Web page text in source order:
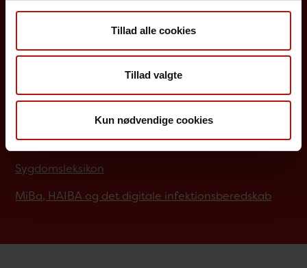
Tillad alle cookies
Tillad valgte
Kun nødvendige cookies
Det danske børnevaccinationsprogram
Influenzavaccination
Rejsevaccination
Screening for medfødte sygdomme
Sygdomsleksikon
MiBa, HAIBA og det digitale infektionsberedskab